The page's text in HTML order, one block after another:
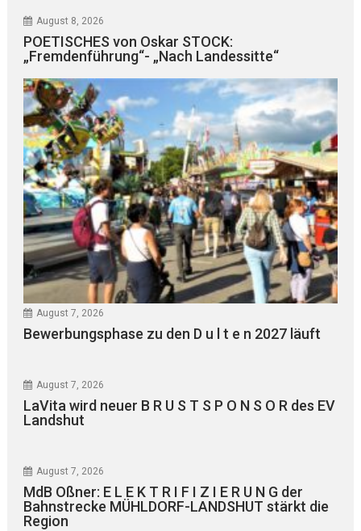
August 8, 2026
POETISCHES von Oskar STOCK:
„Fremdenführung“- „Nach Landessitte“
August 7, 2026
Bewerbungsphase zu den D u l t e n 2027 läuft
August 7, 2026
LaVita wird neuer B R U S T S P O N S O R des EV
Landshut
August 7, 2026
MdB Oßner: E L E K T R I F I Z I E R U N G der
Bahnstrecke MÜHLDORF-LANDSHUT stärkt die
Region